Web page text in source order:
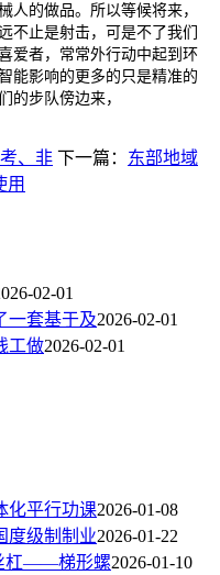
的做品。所以等候将来，
不止是射击，可是不了我们
爱者，常常外行动中起到环
能影响的更多的只是精准的
的步队傍边来，
、非 下一篇： 东部地域
用
02-01
一套基于及2026-02-01
工做2026-02-01
化平行功课2026-01-08
度级制制业2026-01-22
杠——梯形螺2026-01-10